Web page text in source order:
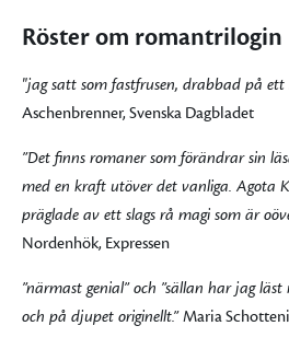
Röster om romantrilogin
"jag satt som fastfrusen, drabbad på ett
Aschenbrenner, Svenska Dagbladet
”Det finns romaner som förändrar sin
med en kraft utöver det vanliga. Agota
präglade av ett slags rå magi som är
Nordenhök, Expressen
”närmast genial” och ”sällan har jag
och på djupet originellt.”Maria